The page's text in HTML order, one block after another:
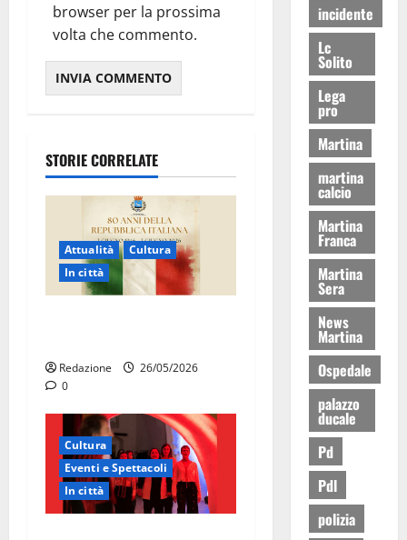
browser per la prossima
volta che commento.
STORIE CORRELATE
Attualità
Cultura
In città
Redazione
26/05/2026
0
Cultura
Eventi e Spettacoli
In città
incidente
Lc
Solito
Lega
pro
Martina
martina
calcio
Martina
Franca
Martina
Sera
News
Martina
Ospedale
palazzo
ducale
Pd
Pdl
polizia